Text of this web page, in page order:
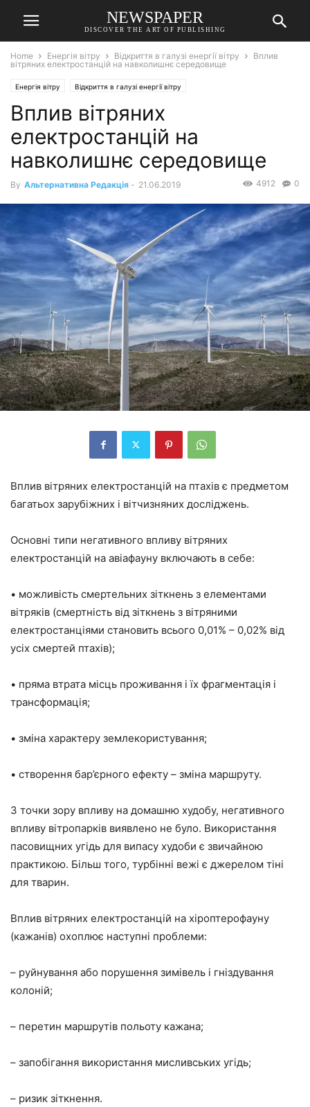
NEWSPAPER
DISCOVER THE ART OF PUBLISHING
Home Енергія вітру Відкриття в галузі енергії вітру
Вплив
вітряних електростанцій на навколишнє середовище
Енергія вітру Відкриття в галузі енергії вітру
Вплив вітряних
електростанцій на
навколишнє середовище
By Альтернативна Редакція - 21.06.2019 0
4912
Вплив вітряних електростанцій на птахів є предметом
багатьох зарубіжних і вітчизняних досліджень.
Основні типи негативного впливу вітряних
електростанцій на авіафауну включають в себе:
• можливість смертельних зіткнень з елементами
вітряків (смертність від зіткнень з вітряними
електростанціями становить всього 0,01% – 0,02% від
усіх смертей птахів);
• пряма втрата місць проживання і їх фрагментація і
трансформація;
• зміна характеру землекористування;
• створення бар’єрного ефекту – зміна маршруту.
З точки зору впливу на домашню худобу, негативного
впливу вітропарків виявлено не було. Використання
пасовищних угідь для випасу худоби є звичайною
практикою. Більш того, турбінні вежі є джерелом тіні
для тварин.
Вплив вітряних електростанцій на хіроптерофауну
(кажанів) охоплює наступні проблеми:
– руйнування або порушення зимівель і гніздування
колоній;
– перетин маршрутів польоту кажана;
– запобігання використання мисливських угідь;
– ризик зіткнення.